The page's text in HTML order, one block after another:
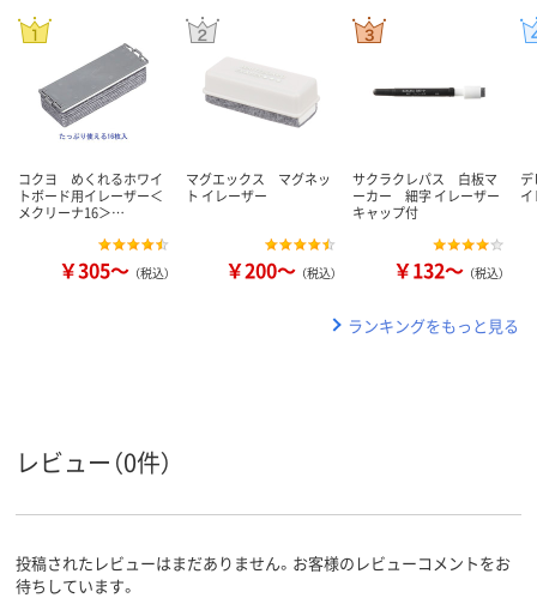
コクヨ めくれるホワイ
トボード用イレーザー＜
メクリーナ16＞…
￥305～ （税込）
マグエックス マグネッ
ト イレーザー
￥200～ （税込）
サクラクレパス 白板マ
ーカー 細字 イレーザー
キャップ付
￥132～ （税込）
ランキングをもっと見る
レビュー（0件）
投稿されたレビューはまだありません。お客様のレビューコメントをお
待ちしています。